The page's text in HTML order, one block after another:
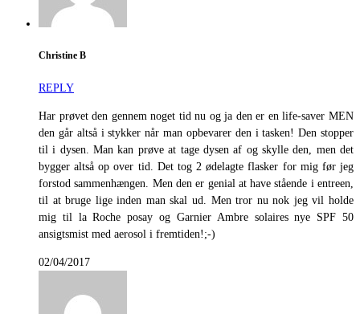
Christine B
REPLY
Har prøvet den gennem noget tid nu og ja den er en life-saver MEN
den går altså i stykker når man opbevarer den i tasken! Den stopper
til i dysen. Man kan prøve at tage dysen af og skylle den, men det
bygger altså op over tid. Det tog 2 ødelagte flasker for mig før jeg
forstod sammenhængen. Men den er genial at have stående i entreen,
til at bruge lige inden man skal ud. Men tror nu nok jeg vil holde
mig til la Roche posay og Garnier Ambre solaires nye SPF 50
ansigtsmist med aerosol i fremtiden!;-)
02/04/2017